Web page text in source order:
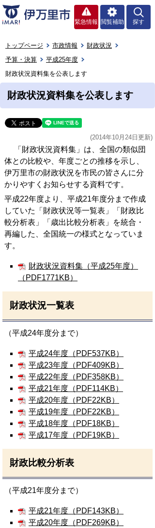
緊急情報 閲覧補助 探す
トップページ 市政情報
財政状況
予算・決算
平成25年度
財政状況資料集を公表します
財政状況資料集を公表します
(2014年10月24日更新)
「財政状況資料集」は、全国の類似団
体との比較や、年度ごとの推移を示し、
伊万里市の財政状況を市民の皆さんに分
かりやすくお知らせする資料です。
平成22年度より、平成21年度分まで作成
していた「財政状況等一覧表」「財政比
較分析表」「歳出比較分析表」を統合・
再編した、全国統一の様式となっていま
す。
財政状況資料集（平成25年度）
（PDF1771KB）
財政状況一覧表
（平成24年度分まで）
平成24年度（PDF537KB）
平成23年度（PDF409KB）
平成22年度（PDF358KB）
平成21年度（PDF114KB）
平成20年度（PDF22KB）
平成19年度（PDF22KB）
平成18年度（PDF18KB）
平成17年度（PDF19KB）
財政比較分析表
（平成21年度分まで）
平成21年度（PDF143KB）
平成20年度（PDF269KB）